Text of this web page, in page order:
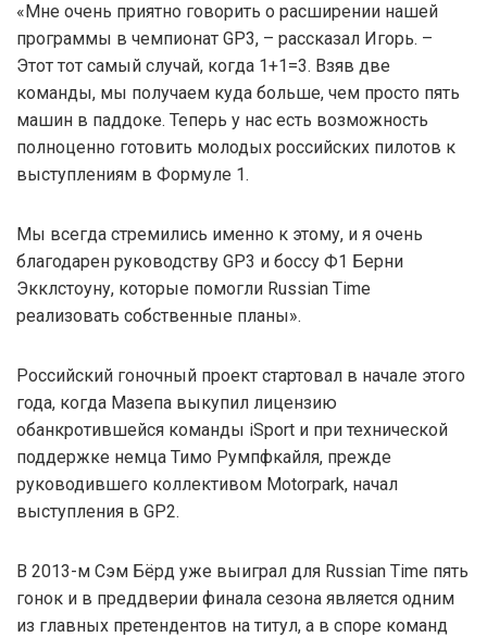
«Мне очень приятно говорить о расширении нашей
программы в чемпионат GP3, – рассказал Игорь. –
Этот тот самый случай, когда 1+1=3. Взяв две
команды, мы получаем куда больше, чем просто пять
машин в паддоке. Теперь у нас есть возможность
полноценно готовить молодых российских пилотов к
выступлениям в Формуле 1.
Мы всегда стремились именно к этому, и я очень
благодарен руководству GP3 и боссу Ф1 Берни
Экклстоуну, которые помогли Russian Time
реализовать собственные планы».
Российский гоночный проект стартовал в начале этого
года, когда Мазепа выкупил лицензию
обанкротившейся команды iSport и при технической
поддержке немца Тимо Румпфкайля, прежде
руководившего коллективом Motorpark, начал
выступления в GP2.
В 2013-м Сэм Бёрд уже выиграл для Russian Time пять
гонок и в преддверии финала сезона является одним
из главных претендентов на титул, а в споре команд